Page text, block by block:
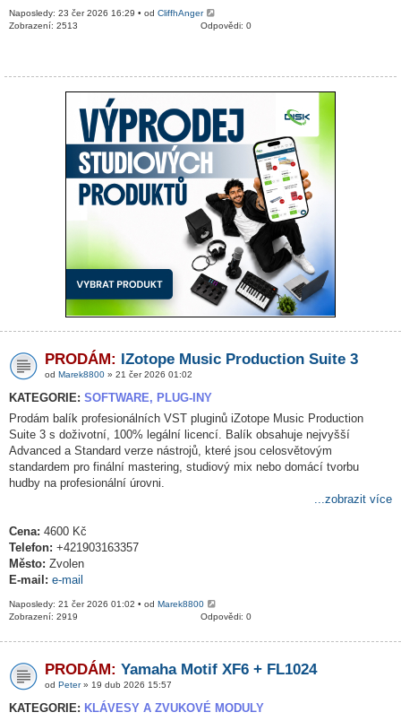
Naposledy: 23 čer 2026 16:29 • od CliffhAnger
Odpovědi: 0
Zobrazení: 2513
PRODÁM: IZotope Music Production Suite 3
od Marek8800 » 21 čer 2026 01:02
KATEGORIE: SOFTWARE, PLUG-INY
Prodám balík profesionálních VST pluginů iZotope Music Production
Suite 3 s doživotní, 100% legální licencí. Balík obsahuje nejvyšší
Advanced a Standard verze nástrojů, které jsou celosvětovým
standardem pro finální mastering, studiový mix nebo domácí tvorbu
hudby na profesionální úrovni.
...zobrazit více
Cena: 4600 Kč
Telefon: +421903163357
Město: Zvolen
E-mail: e-mail
Naposledy: 21 čer 2026 01:02 • od Marek8800
Odpovědi: 0
Zobrazení: 2919
PRODÁM: Yamaha Motif XF6 + FL1024
od Peter» 19 dub 2026 15:57
KATEGORIE: KLÁVESY A ZVUKOVÉ MODULY